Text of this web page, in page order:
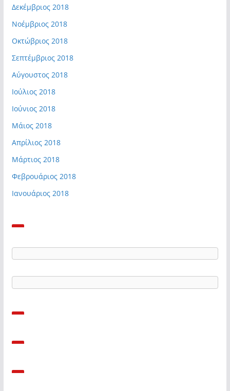
Δεκέμβριος 2018
Νοέμβριος 2018
Οκτώβριος 2018
Σεπτέμβριος 2018
Αύγουστος 2018
Ιούλιος 2018
Ιούνιος 2018
Μάιος 2018
Απρίλιος 2018
Μάρτιος 2018
Φεβρουάριος 2018
Ιανουάριος 2018